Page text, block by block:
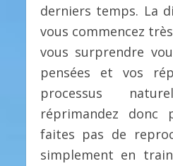
derniers temps. La
vous commencez
vous surprendre
pensées et vos
processus
réprimandez
faites pas de
simplement en